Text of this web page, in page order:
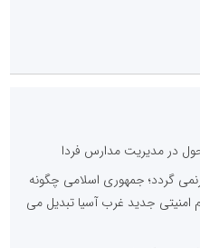
در مدیریت مدارس فردا
گردد؛ جمهوری اسلامی چگونه
امنیتی جدید غرب آسیا تبدیل می